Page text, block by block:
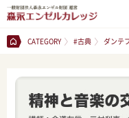
CATEGORY #古典 ダンテ